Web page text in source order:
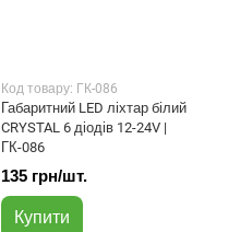
Код товару: ГК-086
Габаритний LED ліхтар білий
CRYSTAL 6 діодів 12-24V |
ГК-086
135 грн/шт.
Купити